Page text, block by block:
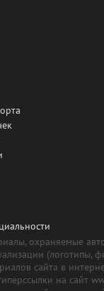
охраняемые
(логотипы,
сайта в
на сайт